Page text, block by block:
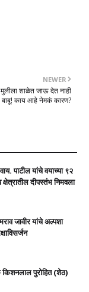
NEWER
मुलीला शाळेत जाऊ देत नाही
काय आहे नेमकं कारण?
पाटील यांचे वयाच्या ९२
क्षेत्रातील दीपस्तंभ निमवला
जावीर यांचे अल्पशा
पुरोहित (शेठ)